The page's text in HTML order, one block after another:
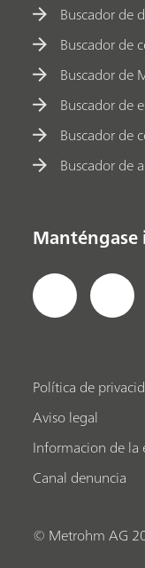
Buscador de
Buscador de
Buscador de
Buscador de
Buscador de
Buscador de
Política de
Aviso legal
Informacion de la
Canal denuncia
© Metrohm AG